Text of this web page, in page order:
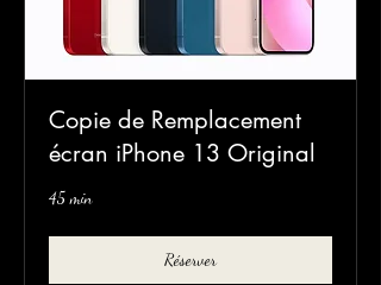
Copie de Remplacement
écran iPhone 13 Original
45 min
Réserver